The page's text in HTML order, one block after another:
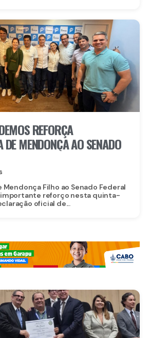
REFORÇA
MENDONÇA AO SENADO
Filho ao Senado Federal
importante reforço nesta quinta-
oficial de...